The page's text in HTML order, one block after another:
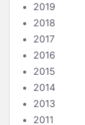
2019
2018
2017
2016
2015
2014
2013
2011